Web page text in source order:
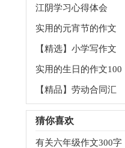
会
江阴学习心得体会
实用的元宵节的作文
700字锦集六篇
【精选】小学写作文
900字合集十篇
实用的生日的作文100
字锦集五篇
【精品】劳动合同汇
猜你喜欢
有关六年级作文300字